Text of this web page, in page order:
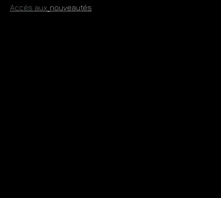
Accès aux ​nouveautés